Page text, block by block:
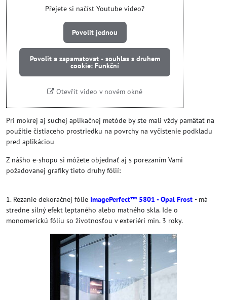
Přejete si načíst Youtube video?
Povolit jednou
Povolit a zapamatovat - souhlas s druhem
cookie: Funkční
Otevřít video v novém okně
Pri mokrej aj suchej aplikačnej metóde by ste mali vždy pamätať na
použitie čistiaceho prostriedku na povrchy na vyčistenie podkladu
pred aplikáciou
Z nášho e-shopu si môžete objednať aj s porezaním Vami
požadovanej grafiky tieto druhy fólií:
1. Rezanie dekoračnej fólie ImagePerfect™ 5801 - Opal Frost - má
stredne silný efekt leptaného alebo matného skla. Ide o
monomerickú fóliu so životnosťou v exteriéri min. 3 roky.